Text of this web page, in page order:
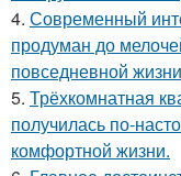
4. Современный
продуман до
повседневной
5. Трёхкомнатная
получилась по-
комфортной жизни.